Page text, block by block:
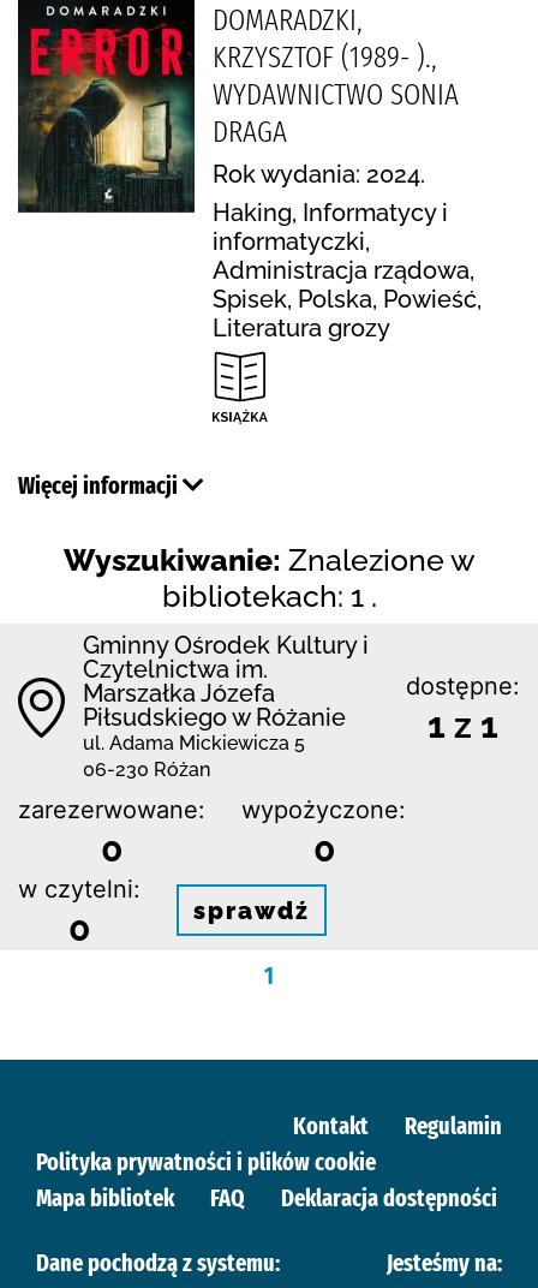
DOMARADZKI,
KRZYSZTOF (1989- ).,
WYDAWNICTWO SONIA
DRAGA
Rok wydania: 2024.
Haking, Informatycy i
informatyczki,
Administracja rządowa,
Spisek, Polska, Powieść,
Literatura grozy
Więcej informacji
Wyszukiwanie: Znalezione w
bibliotekach: 1 .
Gminny Ośrodek Kultury i
Czytelnictwa im.
Marszałka Józefa
Piłsudskiego w Różanie
ul. Adama Mickiewicza 5
06-230 Różan
dostępne:
1 z 1
zarezerwowane:
0
wypożyczone:
0
w czytelni:
0 sprawdź
1
Kontakt
Regulamin
Polityka prywatności i plików cookie
Mapa bibliotek
FAQ Deklaracja dostępności
Dane pochodzą z systemu: Jesteśmy na: